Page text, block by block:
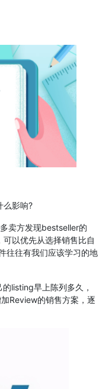
影响?
卖方发现bestseller的
以优先从选择销售比自
往往有我们应该学习的地
listing早上陈列多久，
Review的销售方案，逐